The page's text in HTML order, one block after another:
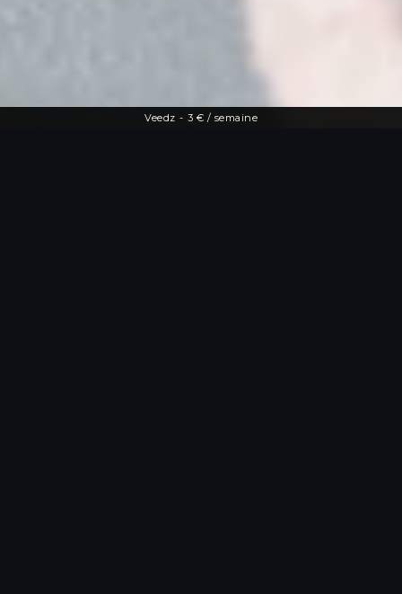
Veedz - 3 € / semaine